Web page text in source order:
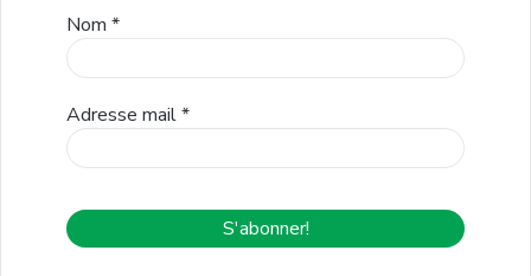
Nom *
Adresse mail*